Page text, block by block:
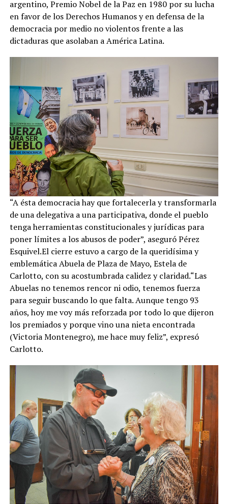
argentino, Premio Nobel de la Paz en 1980 por su lucha
en favor de los Derechos Humanos y en defensa de la
democracia por medio no violentos frente a las
dictaduras que asolaban a América Latina.
“A ésta democracia hay que fortalecerla y transformarla
de una delegativa a una participativa, donde el pueblo
tenga herramientas constitucionales y jurídicas para
poner límites a los abusos de poder”, aseguró Pérez
Esquivel.El cierre estuvo a cargo de la queridísima y
emblemática Abuela de Plaza de Mayo, Estela de
Carlotto, con su acostumbrada calidez y claridad.“Las
Abuelas no tenemos rencor ni odio, tenemos fuerza
para seguir buscando lo que falta. Aunque tengo 93
años, hoy me voy más reforzada por todo lo que dijeron
los premiados y porque vino una nieta encontrada
(Victoria Montenegro), me hace muy feliz”, expresó
Carlotto.